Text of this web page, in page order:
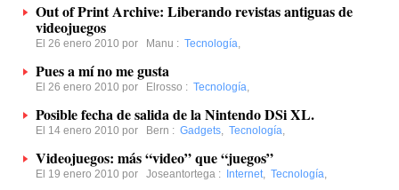
Out of Print Archive: Liberando revistas antiguas de
videojuegos
El 26 enero 2010 por Manu : Tecnología,
Pues a mí no me gusta
El 26 enero 2010 por Elrosso : Tecnología,
Posible fecha de salida de la Nintendo DSi XL.
El 14 enero 2010 por Bern : Gadgets, Tecnología,
Videojuegos: más “video” que “juegos”
El 19 enero 2010 por Joseantortega : Internet, Tecnología,